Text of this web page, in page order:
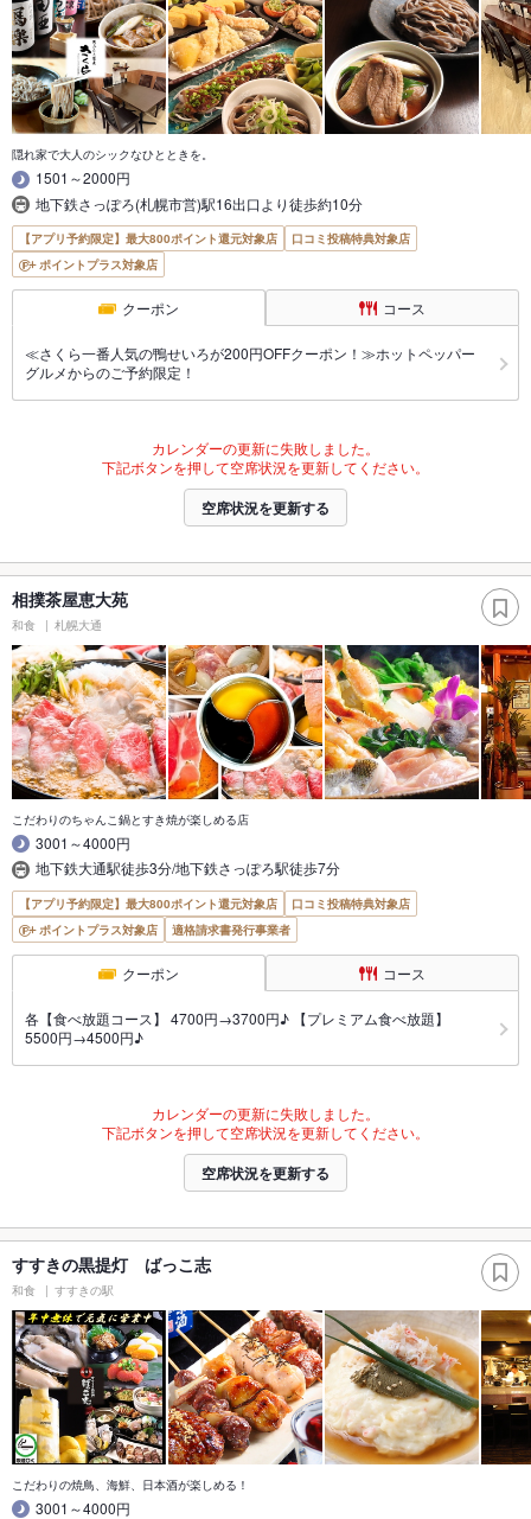
隠れ家で大人のシックなひとときを。
1501～2000円
地下鉄さっぽろ(札幌市営)駅16出口より徒歩約10分
【アプリ予約限定】最大800ポイント還元対象店
口コミ投稿特典対象店
ポイントプラス対象店
クーポン コース
≪さくら一番人気の鴨せいろが200円OFFクーポン！≫ホットペッパー
グルメからのご予約限定！
カレンダーの更新に失敗しました。
下記ボタンを押して空席状況を更新してください。
空席状況を更新する
相撲茶屋恵大苑
和食 札幌大通
こだわりのちゃんこ鍋とすき焼が楽しめる店
3001～4000円
地下鉄大通駅徒歩3分/地下鉄さっぽろ駅徒歩7分
【アプリ予約限定】最大800ポイント還元対象店
口コミ投稿特典対象店
ポイントプラス対象店
適格請求書発行事業者
クーポン コース
各【食べ放題コース】 4700円→3700円♪ 【プレミアム食べ放題】
5500円→4500円♪
カレンダーの更新に失敗しました。
下記ボタンを押して空席状況を更新してください。
空席状況を更新する
すすきの黒提灯 ばっこ志
和食 すすきの駅
こだわりの焼鳥、海鮮、日本酒が楽しめる！
3001～4000円